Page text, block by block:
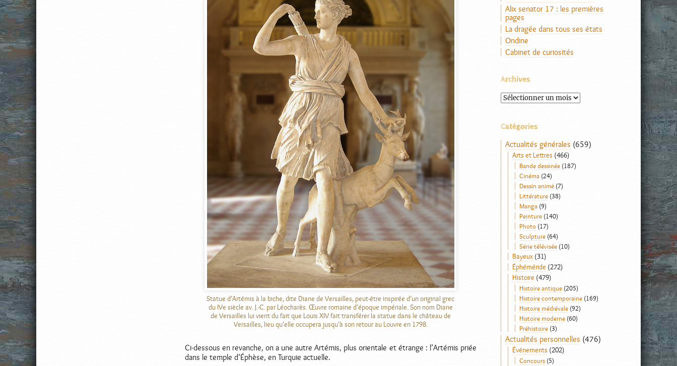
Statue d’Artémis à la biche, dite Diane de Versailles, peut-être inspirée d’un original grec
du IVe siècle av. J.-C. par Léocharès. Œuvre romaine d’époque impériale. Son nom Diane
de Versailles lui vient du fait que Louis XIV fait transférer la statue dans le château de
Versailles, lieu qu’elle occupera jusqu’à son retour au Louvre en 1798.
Ci-dessous en revanche, on a une autre Artémis, plus orientale et étrange : l’Artémis priée
dans le temple d’Éphèse, en Turquie actuelle.
Alix senator 17 : les premières
pages
La dragée dans tous ses états
Ondine
Cabinet de curiosités
Archives
Archives
Catégories
Actualités générales (659)
Arts et Lettres(466)
Bande dessinée(187)
Cinéma(24)
Dessin animé(7)
Littérature(38)
Manga(9)
Peinture(140)
Photo(17)
Sculpture(64)
Série télévisée(10)
Bayeux(31)
Éphéméride (272)
Histoire (479)
Histoire antique(205)
Histoire contemporaine(169)
Histoire médiévale(92)
Histoire moderne(60)
Préhistoire(3)
Actualités personnelles (476)
Événements (202)
Concours(5)